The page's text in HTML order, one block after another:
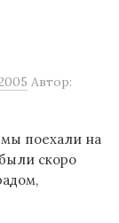
Автор:
мы поехали на
скоро